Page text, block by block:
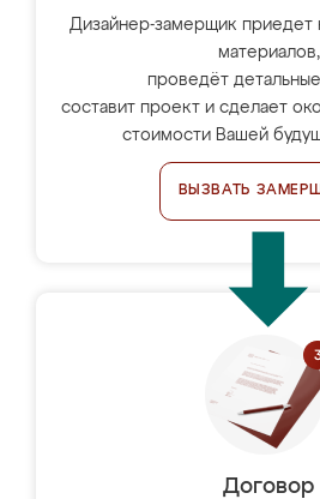
Дизайнер-замерщик приедет
материалов,
проведёт
составит проект и сделает
стоимости Вашей
ВЫЗВАТЬ
Договор